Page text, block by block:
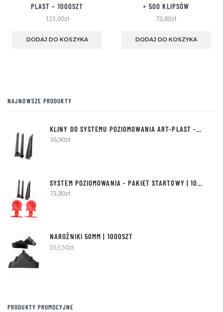
PLAST – 1000SZT
123,00zł
DODAJ DO KOSZYKA
+ 500 KLIPSÓW
73,80zł
DODAJ DO KOSZYKA
NAJNOWSZE PRODUKTY
KLINY DO SYSTEMU POZIOMOWANIA ART-PLAST - 300SZT
36,90zł
SYSTEM POZIOMOWANIA - PAKIET STARTOWY | 100 KLINÓW + 500 KLIPSÓW
73,80zł
NAROŻNIKI 50MM | 1000SZT
553,50zł
PRODUKTY PROMOCYJNE